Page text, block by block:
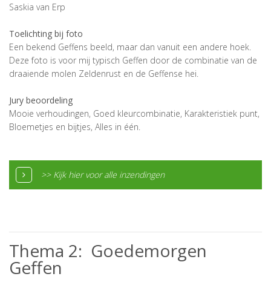
Saskia van Erp
Toelichting bij foto
Een bekend Geffens beeld, maar dan vanuit een andere hoek.
Deze foto is voor mij typisch Geffen door de combinatie van de
draaiende molen Zeldenrust en de Geffense hei.
Jury beoordeling
Mooie verhoudingen, Goed kleurcombinatie, Karakteristiek punt,
Bloemetjes en bijtjes, Alles in één.
>> Kijk hier voor alle inzendingen
Thema 2: Goedemorgen
Geffen